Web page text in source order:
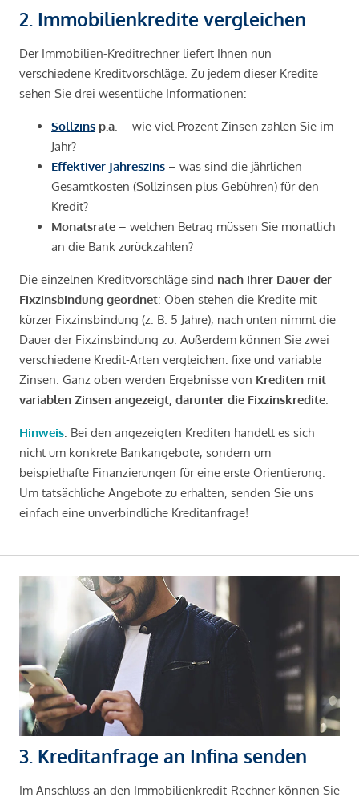
2. Immobilienkredite vergleichen
Der Immobilien-Kreditrechner liefert Ihnen nun
verschiedene Kreditvorschläge. Zu jedem dieser Kredite
sehen Sie drei wesentliche Informationen:
Sollzins p.a . – wie viel Prozent Zinsen zahlen Sie im
Jahr?
Effektiver Jahreszins – was sind die jährlichen
Gesamtkosten (Sollzinsen plus Gebühren) für den
Kredit?
Monatsrate – welchen Betrag müssen Sie monatlich
an die Bank zurückzahlen?
Die einzelnen Kreditvorschläge sind nach ihrer Dauer der
Fixzinsbindung geordnet: Oben stehen die Kredite mit
kürzer Fixzinsbindung (z. B. 5 Jahre), nach unten nimmt die
Dauer der Fixzinsbindung zu. Außerdem können Sie zwei
verschiedene Kredit-Arten vergleichen: fixe und variable
Zinsen. Ganz oben werden Ergebnisse von Krediten mit
variablen Zinsen angezeigt, darunter die Fixzinskredite
Hinweis: Bei den angezeigten Krediten handelt es sich
nicht um konkrete Bankangebote, sondern um
beispielhafte Finanzierungen für eine erste Orientierung.
Um tatsächliche Angebote zu erhalten, senden Sie uns
einfach eine unverbindliche Kreditanfrage!
3. Kreditanfrage an Infina senden
Im Anschluss an den Immobilienkredit-Rechner können Sie